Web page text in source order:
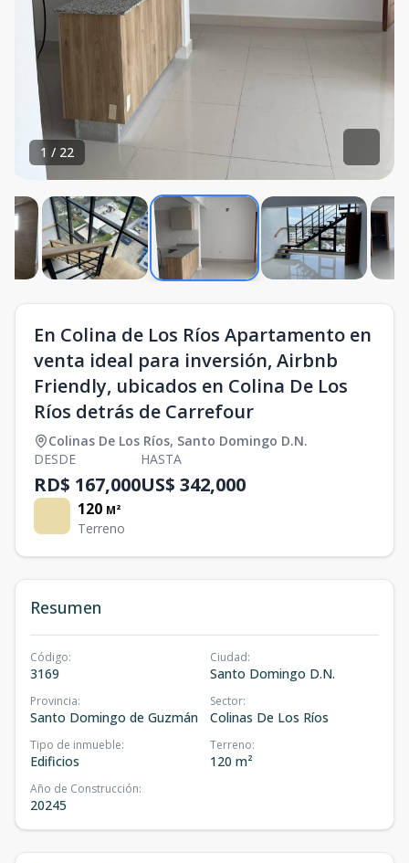
1 / 22
En Colina de Los Ríos Apartamento en
venta ideal para inversión, Airbnb
Friendly, ubicados en Colina De Los
Ríos detrás de Carrefour
Colinas De Los Ríos, Santo Domingo D.N.
DESDE
RD$ 167,000
HASTA
US$ 342,000
120 M²
Terreno
Resumen
Código:
3169
Ciudad:
Santo Domingo D.N.
Provincia:
Santo Domingo de Guzmán
Sector:
Colinas De Los Ríos
Tipo de inmueble:
Edificios
Terreno:
120 m²
Año de Construcción:
20245